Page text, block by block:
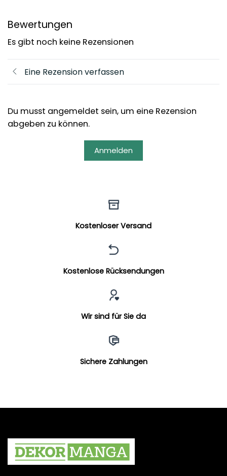
Bewertungen
Es gibt noch keine Rezensionen
Eine Rezension verfassen
Du musst angemeldet sein, um eine Rezension
abgeben zu können.
Anmelden
Kostenloser Versand
Kostenlose Rücksendungen
Wir sind für Sie da
Sichere Zahlungen